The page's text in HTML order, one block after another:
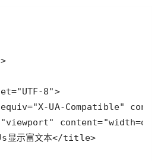
<html lang="zh">
    <meta charset="UTF-8">
    <title>原生Js显示富文本</title>